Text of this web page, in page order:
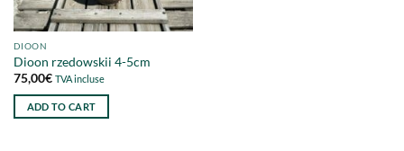
DIOON
Dioon rzedowskii 4-5cm
75,00€ TVA incluse
ADD TO CART